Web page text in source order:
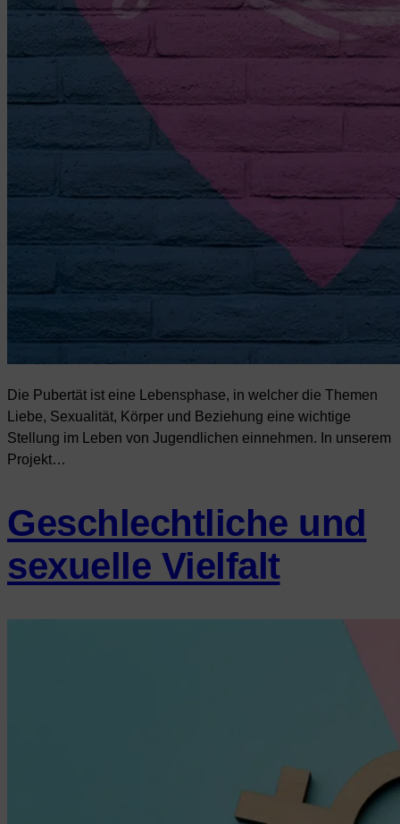
Die Pubertät ist eine Lebensphase, in welcher die Themen
Liebe, Sexualität, Körper und Beziehung eine wichtige
Stellung im Leben von Jugendlichen einnehmen. In unserem
Projekt…
Geschlechtliche und
sexuelle Vielfalt